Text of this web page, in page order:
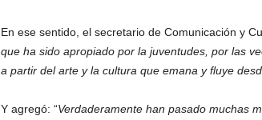
En ese sentido, el secretario de Comunicación y
que ha sido apropiado por la juventudes, por las
a partir del arte y la cultura que emana y fluye
Y agregó: “Verdaderamente han pasado muchas